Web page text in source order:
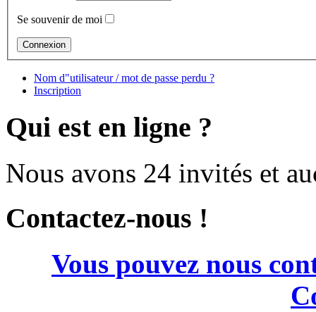
Se souvenir de moi
Nom d"utilisateur / mot de passe perdu ?
Inscription
Qui est en ligne ?
Nous avons 24 invités et
Contactez-nous !
Vous pouvez nous